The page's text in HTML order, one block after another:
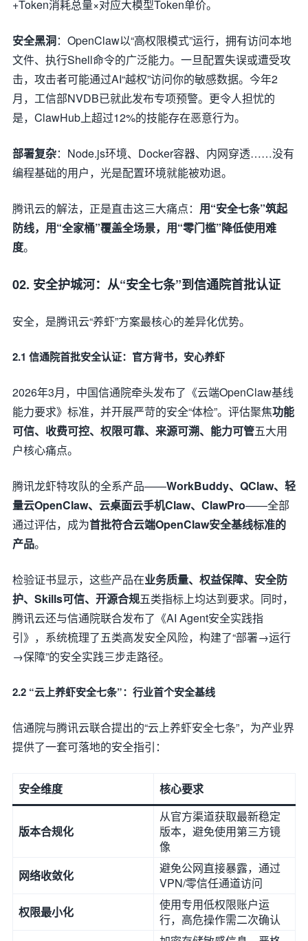
+Token消耗总量×对应大模型Token单价。
安全黑洞：OpenClaw以“高权限模式”运行，拥有访问本地
文件、执行Shell命令的广泛能力。一旦配置失误或遭受攻
击，攻击者可能通过AI“越权”访问你的敏感数据。今年2
月，工信部NVDB已就此发布专项预警。更令人担忧的
是，ClawHub上超过12%的技能存在恶意行为。
部署复杂：Node.js环境、Docker容器、内网穿透……没有
编程基础的用户，光是配置环境就能被劝退。
腾讯云的解法，正是直击这三大痛点： 用“安全七条”筑起
防线，用“全家桶”覆盖全场景，用“零门槛”降低使用难
度。
02. 安全护城河：从“安全七条”到信通院首批认证
安全，是腾讯云“养虾”方案最核心的差异化优势。
2.1 信通院首批安全认证：官方背书，安心养虾
2026年3月，中国信通院牵头发布了《云端OpenClaw基线
能力要求》标准，并开展严苛的安全“体检”。评估聚焦功能
可信、收费可控、权限可靠、来源可溯、能力可管五大用
户核心痛点。
腾讯龙虾特攻队的全系产品——WorkBuddy、QClaw、轻
量云OpenClaw、云桌面云手机Claw、ClawPro——全部
通过评估，成为首批符合云端OpenClaw安全基线标准的
产品。
检验证书显示，这些产品在业务质量、权益保障、安全防
护、Skills可信、开源合规五类指标上均达到要求。同时，
腾讯云还与信通院联合发布了《AI Agent安全实践指
引》，系统梳理了五类高发安全风险，构建了“部署→运行
→保障”的安全实践三步走路径。
2.2 “云上养虾安全七条”：行业首个安全基线
信通院与腾讯云联合提出的“云上养虾安全七条”，为产业界
提供了一套可落地的安全指引：
安全维度 核心要求
版本合规化
从官方渠道获取最新稳定
版本，避免使用第三方镜
像
网络收敛化
避免公网直接暴露，通过
VPN/零信任通道访问
权限最小化
使用专用低权限账户运
行，高危操作需二次确认